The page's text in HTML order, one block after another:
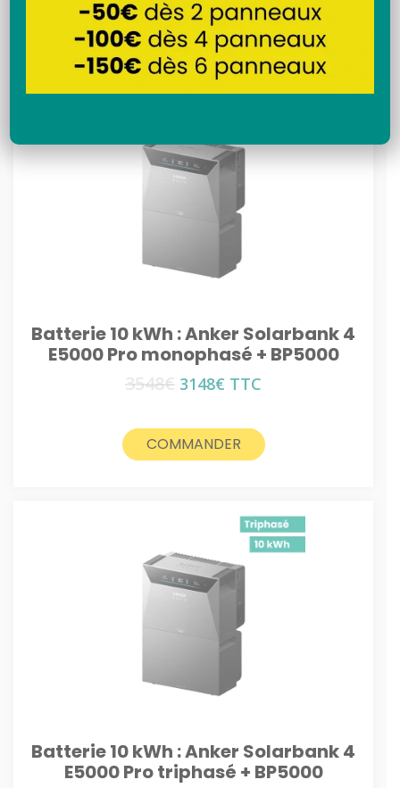
Recherche
Batterie 10 kWh : Anker Solarbank 4
E5000 Pro monophasé + BP5000
3548€ Le
était :
3548€.
3148€ Le
est :
3148€.
TTC
COMMANDER
Batterie 10 kWh : Anker Solarbank 4
E5000 Pro triphasé + BP5000